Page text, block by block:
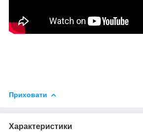
Приховати
Характеристики